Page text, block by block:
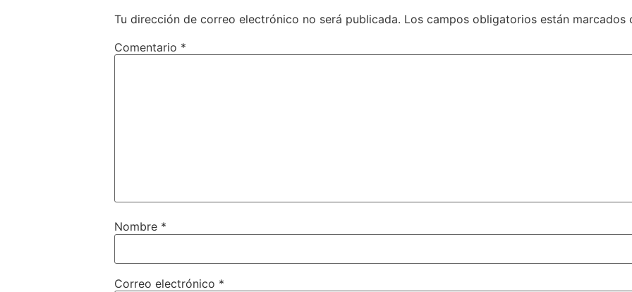
Tu dirección de correo electrónico no será publicada. Los campos obligatorios están marcados
Comentario *
Nombre *
Correo electrónico *